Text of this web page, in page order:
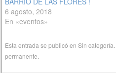
6 agosto, 2018
En «eventos»
Esta entrada se publicó enSin categoría
permanente